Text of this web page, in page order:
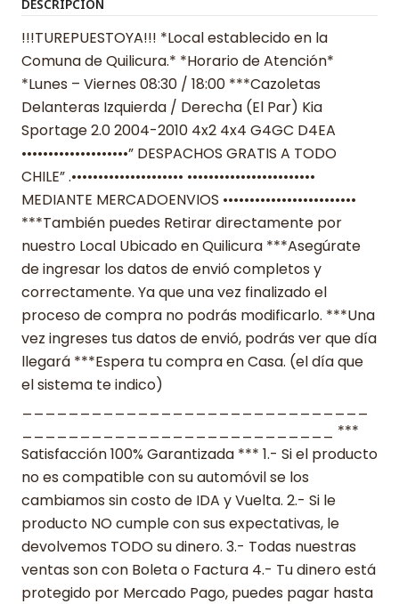
DESCRIPCIÓN
!!!TUREPUESTOYA!!! *Local establecido en la
Comuna de Quilicura.* *Horario de Atención*
*Lunes – Viernes 08:30 / 18:00 ***Cazoletas
Delanteras Izquierda / Derecha (El Par) Kia
Sportage 2.0 2004-2010 4x2 4x4 G4GC D4EA
••••••••••••••••••••” DESPACHOS GRATIS A TODO
CHILE” .••••••••••••••••••••• ••••••••••••••••••••••••
MEDIANTE MERCADOENVIOS •••••••••••••••••••••••••
***También puedes Retirar directamente por
nuestro Local Ubicado en Quilicura ***Asegúrate
de ingresar los datos de envió completos y
correctamente. Ya que una vez finalizado el
proceso de compra no podrás modificarlo. ***Una
vez ingreses tus datos de envió, podrás ver que día
llegará ***Espera tu compra en Casa. (el día que
el sistema te indico)
___________________________ ***
Satisfacción 100% Garantizada *** 1.- Si el producto
no es compatible con su automóvil se los
cambiamos sin costo de IDA y Vuelta. 2.- Si le
producto NO cumple con sus expectativas, le
devolvemos TODO su dinero. 3.- Todas nuestras
ventas son con Boleta o Factura 4.- Tu dinero está
protegido por Mercado Pago, puedes pagar hasta